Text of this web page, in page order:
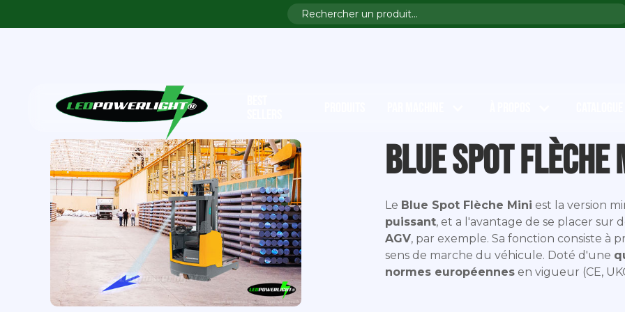
Blue Spot Flèche
Le Blue Spot Flèche Mini est la version
puissant, et a l'avantage de se placer sur
AGV, par exemple. Sa fonction consiste à
sens de marche du véhicule. Doté d'une
normes européennes en vigueur (CE,